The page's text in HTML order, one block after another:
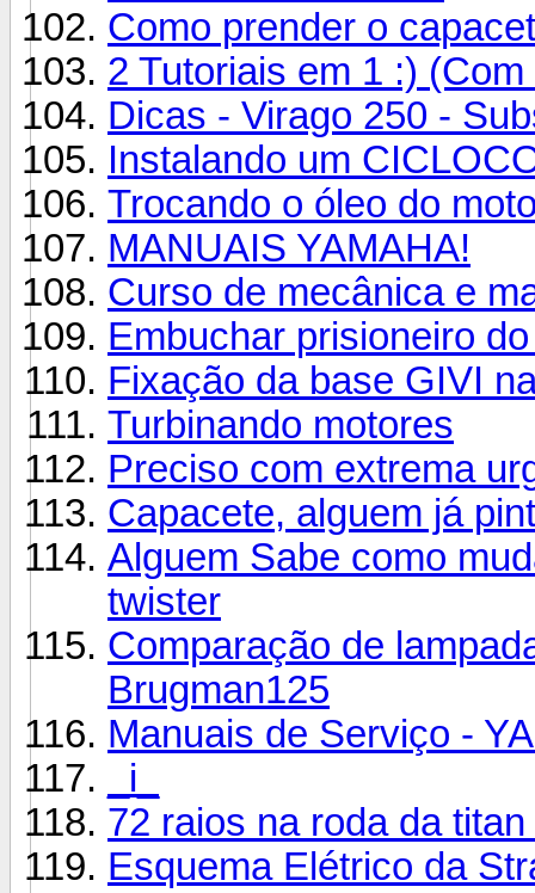
Como prender o
2 Tutoriais em 1 :)
Dicas - Virago 250 -
Instalando um
Trocando o óleo do
MANUAIS YAMAHA!
Curso de mecânica e
Embuchar prisioneiro
Fixação da base GIVI
Turbinando motores
Preciso com extrema
Capacete, alguem já
Alguem Sabe como
twister
Comparação de
Brugman125
Manuais de Serviço -
_i_
72 raios na roda da
Esquema Elétrico da